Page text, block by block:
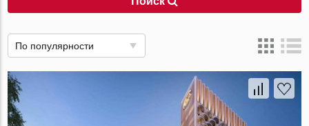
По популярности